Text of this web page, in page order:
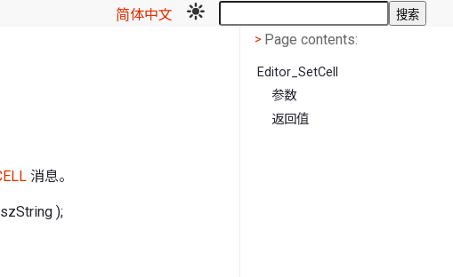
简体中文 搜索
消息。
);
< Page contents
> Page contents:
Editor_SetCell
参数
返回值